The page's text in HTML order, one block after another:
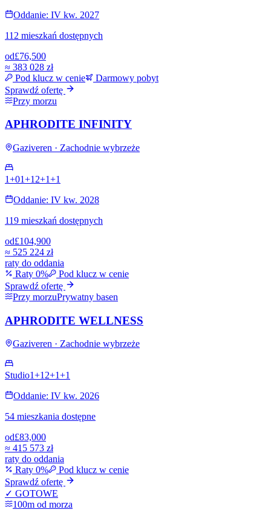
Oddanie: IV kw. 2027
112 mieszkań dostępnych
od£76,500
≈ 383 028 zł
Pod klucz w cenie
Darmowy pobyt
Sprawdź ofertę
Przy morzu
APHRODITE INFINITY
Gaziveren · Zachodnie wybrzeże
1+01+1 2+1+1
Oddanie: IV kw. 2028
119 mieszkań dostępnych
od£104,900
≈ 525 224 zł
raty do oddania
Raty 0%
Pod klucz w cenie
Sprawdź ofertę
Przy morzuPrywatny basen
APHRODITE WELLNESS
Gaziveren · Zachodnie wybrzeże
Studio1+12+1+1
Oddanie: IV kw. 2026
54 mieszkania dostępne
od£83,000
≈ 415 573 zł
raty do oddania
Raty 0%
Pod klucz w cenie
Sprawdź ofertę
✓ GOTOWE
100m od morza